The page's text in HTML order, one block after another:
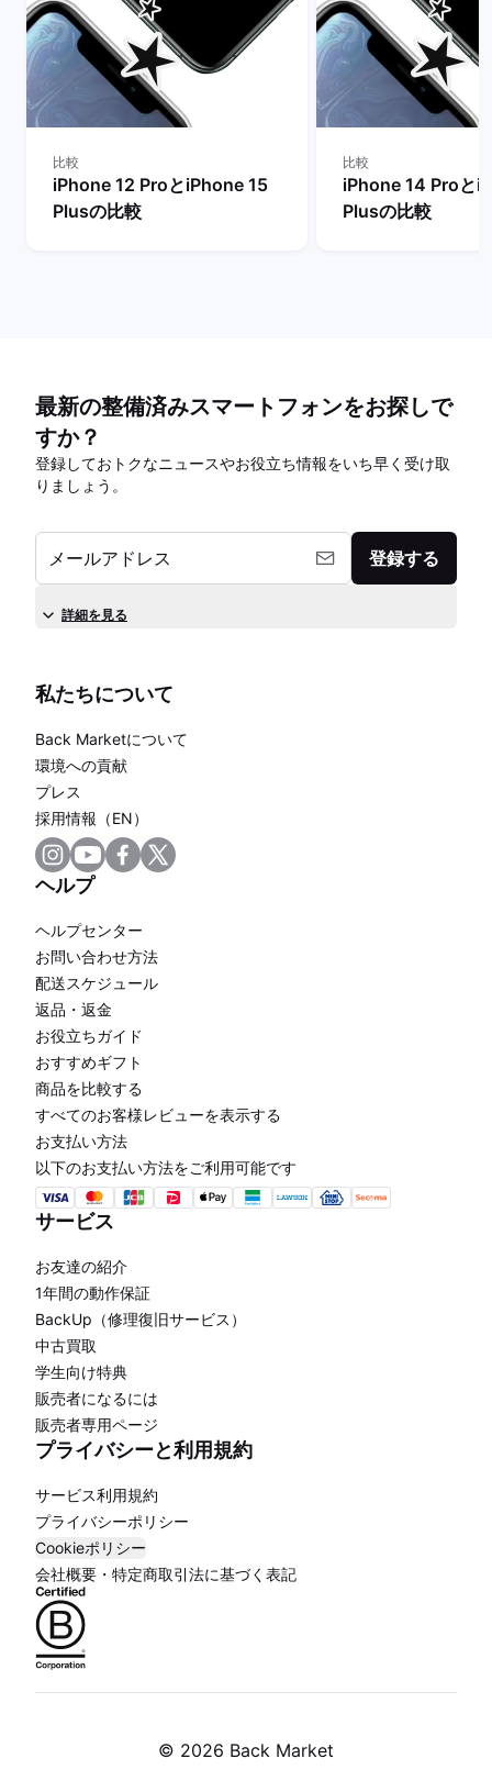
比較
iPhone 12 ProとiPhone 15
Plusの比較
比較
iPhone 14 Proと
Plusの比較
最新の整備済みスマートフォンをお探しで
すか？
登録しておトクなニュースやお役立ち情報をいち早く受け取
りましょう。
メールアドレス 登録する
詳細を見る
私たちについて
Back Marketについて
環境への貢献
プレス
採用情報（EN）
ヘルプ
ヘルプセンター
お問い合わせ方法
配送スケジュール
返品・返金
お役立ちガイド
おすすめギフト
商品を比較する
すべてのお客様レビューを表示する
お支払い方法
以下のお支払い方法をご利用可能です
サービス
お友達の紹介
1年間の動作保証
BackUp（修理復旧サービス）
中古買取
学生向け特典
販売者になるには
販売者専用ページ
プライバシーと利用規約
サービス利用規約
プライバシーポリシー
Cookieポリシー
会社概要・特定商取引法に基づく表記
© 2026 Back Market